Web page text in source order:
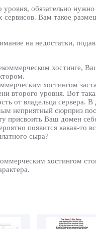
уровня, обязательно
Вам такое
на недостатки,
хостинге,
хостингом
второго уровня. Вот
от владельца сервера.
неприятный сюрприз
присвоить Ваш домен
появится какая-то
сыра?
хостингом